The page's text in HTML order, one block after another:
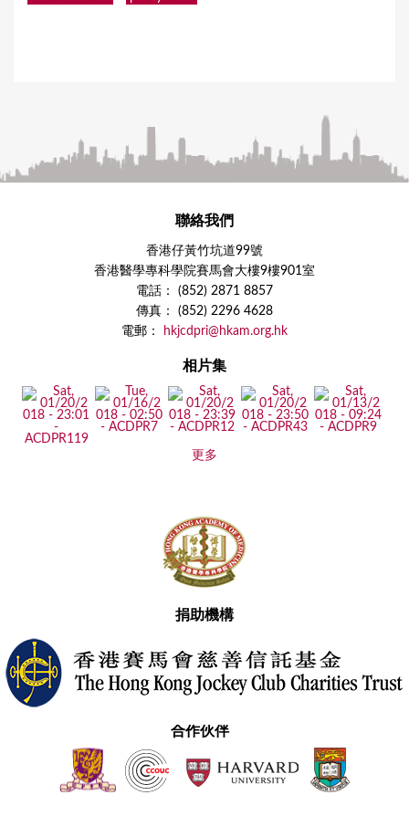
聯絡我們
香港仔黃竹坑道99號
香港醫學專科學院賽馬會大樓9樓901室
電話： (852) 2871 8857
傳真： (852) 2296 4628
電郵：
hkjcdpri@hkam.org.hk
相片集
更多
捐助機構
合作伙伴